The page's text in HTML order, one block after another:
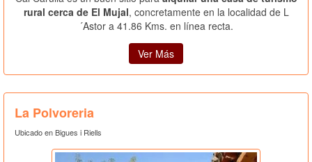
rural cerca de El Mujal, concretamente en la localidad de L
´Astor a 41.86 Kms. en línea recta.
Ver Más
La Polvoreria
Ubicado en Bigues i Riells